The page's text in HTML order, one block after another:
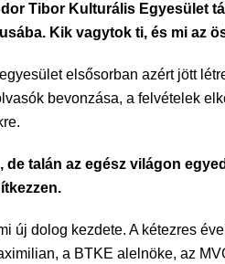
Tibor Kulturális Egyesület
Kik vagytok ti, és mi az
elsősorban azért jött
bevonzása, a felvételek
de talán az egész világon
új dolog kezdete. A kétezres
a BTKE alelnöke, az